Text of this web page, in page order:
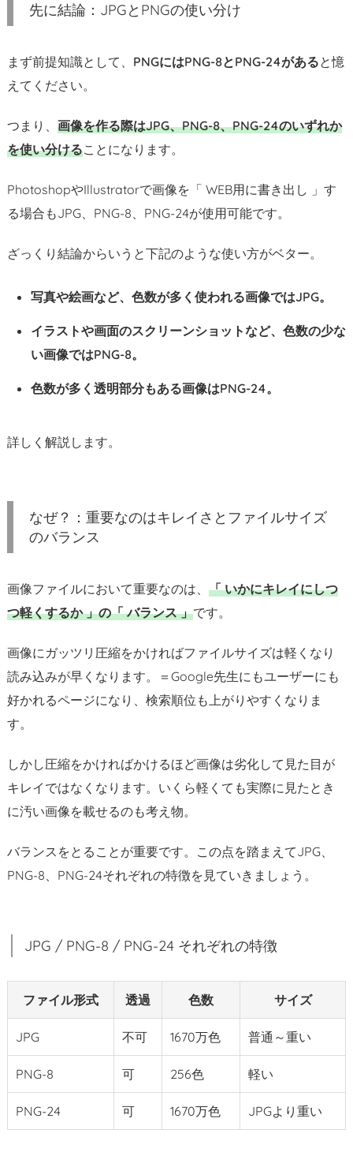
分
2.
な
重
要
な
キ
イ
と
ル
ズ
ラ
ン
1.
J
G
/
P
/
P
G
-
そ
ぞ
れ
の
特
2.
J
先に結論：JPGとPNGの使い分け
まず前提知識として、 PNGにはPNG-8とPNG-24があると憶
えてください。
つまり、 画像を作る際はJPG、PNG-8、PNG-24のいずれか
を使い分けることになります。
PhotoshopやIllustratorで画像を「 WEB用に書き出し 」す
る場合もJPG、PNG-8、PNG-24が使用可能です。
ざっくり結論からいうと下記のような使い方がベター。
写真や絵画など、色数が多く使われる画像ではJPG。
イラストや画面のスクリーンショットなど、色数の少な
い画像ではPNG-8。
色数が多く透明部分もある画像はPNG-24。
詳しく解説します。
なぜ？：重要なのはキレイさとファイルサイズ
のバランス
画像ファイルにおいて重要なのは、 「 いかにキレイにしつ
つ軽くするか 」の「 バランス 」です。
画像にガッツリ圧縮をかければファイルサイズは軽くなり
読み込みが早くなります。＝Google先生にもユーザーにも
好かれるページになり、検索順位も上がりやすくなりま
す。
しかし圧縮をかければかけるほど画像は劣化して見た目が
キレイではなくなります。いくら軽くても実際に見たとき
に汚い画像を載せるのも考え物。
バランスをとることが重要です。この点を踏まえてJPG、
PNG-8、PNG-24それぞれの特徴を見ていきましょう。
JPG / PNG-8 / PNG-24 それぞれの特徴
ファイル形式 透過 色数 サイズ
JPG 不可 1670万色 普通～重い
PNG-8 可 256色 軽い
PNG-24 可 1670万色 JPGより重い